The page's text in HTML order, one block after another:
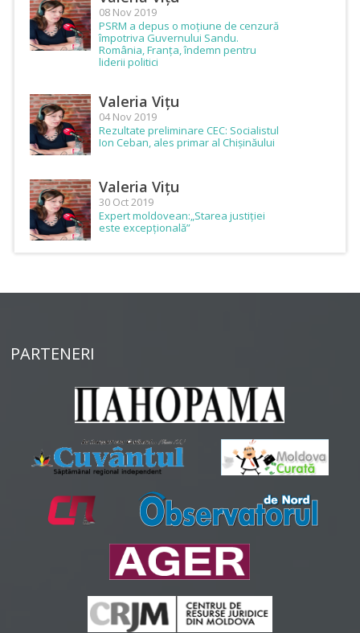
08 Nov 2019
PSRM a depus o moțiune de cenzură
împotriva Guvernului Sandu.
România, Franța, îndemn pentru
liderii politici
Valeria Vițu
04 Nov 2019
Rezultate preliminare CEC: Socialistul
Ion Ceban, ales primar al Chișinăului
Valeria Vițu
30 Oct 2019
Expert moldovean:„Starea justiției
este excepțională”
PARTENERI